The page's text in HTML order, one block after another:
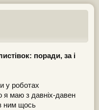
поради, за і
у роботах
я маю з давніх-давен
ним щось